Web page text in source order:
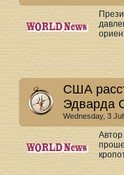
США
Эдварда
Wednesday, 3